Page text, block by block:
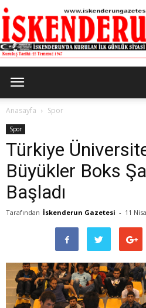
Anasayfa Spor
Spor
Türkiye
Büyükler Boks
Başladı
Tarafından İskenderun Gazetesi - 11